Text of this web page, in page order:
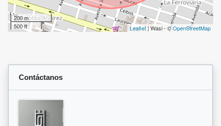
200 m
500 ft
Leaflet| Wasi - ©OpenStreetMap
Contáctanos